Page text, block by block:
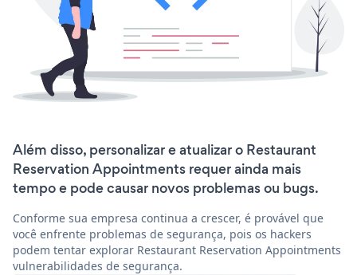
Além disso, personalizar e atualizar o Restaurant
Reservation Appointments requer ainda mais
tempo e pode causar novos problemas ou bugs.
Conforme sua empresa continua a crescer, é provável que
você enfrente problemas de segurança, pois os hackers
podem tentar explorar Restaurant Reservation Appointments
vulnerabilidades de segurança.